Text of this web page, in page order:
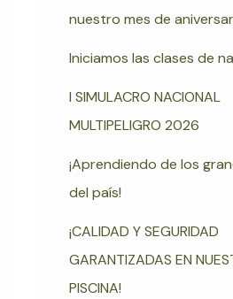
nuestro mes de
Iniciamos las clases de
I SIMULACRO NACIONAL
MULTIPELIGRO 2026
¡Aprendiendo de los
del país!
¡CALIDAD Y SEGURIDAD
GARANTIZADAS EN
PISCINA!